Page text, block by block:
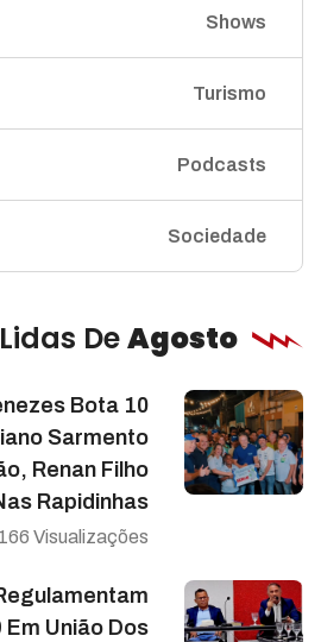
Shows
Turismo
Podcasts
Sociedade
DeAgosto
Bota 10
Sarmento
Renan Filho
Rapidinhas
Visualizações
União Dos